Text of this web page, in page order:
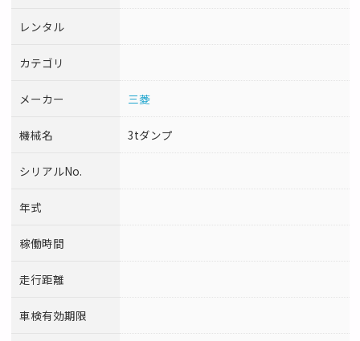
レンタル
カテゴリ
メーカー 三菱
機械名 3tダンプ
シリアルNo.
年式
稼働時間
走行距離
車検有効期限